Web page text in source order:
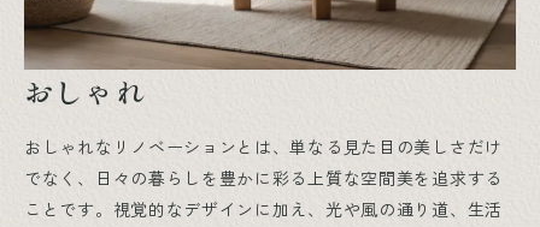
おしゃれ
おしゃれなリノベーションとは、単なる見た目の美しさだけ
でなく、日々の暮らしを豊かに彩る上質な空間美を追求する
ことです。視覚的なデザインに加え、光や風の通り道、生活